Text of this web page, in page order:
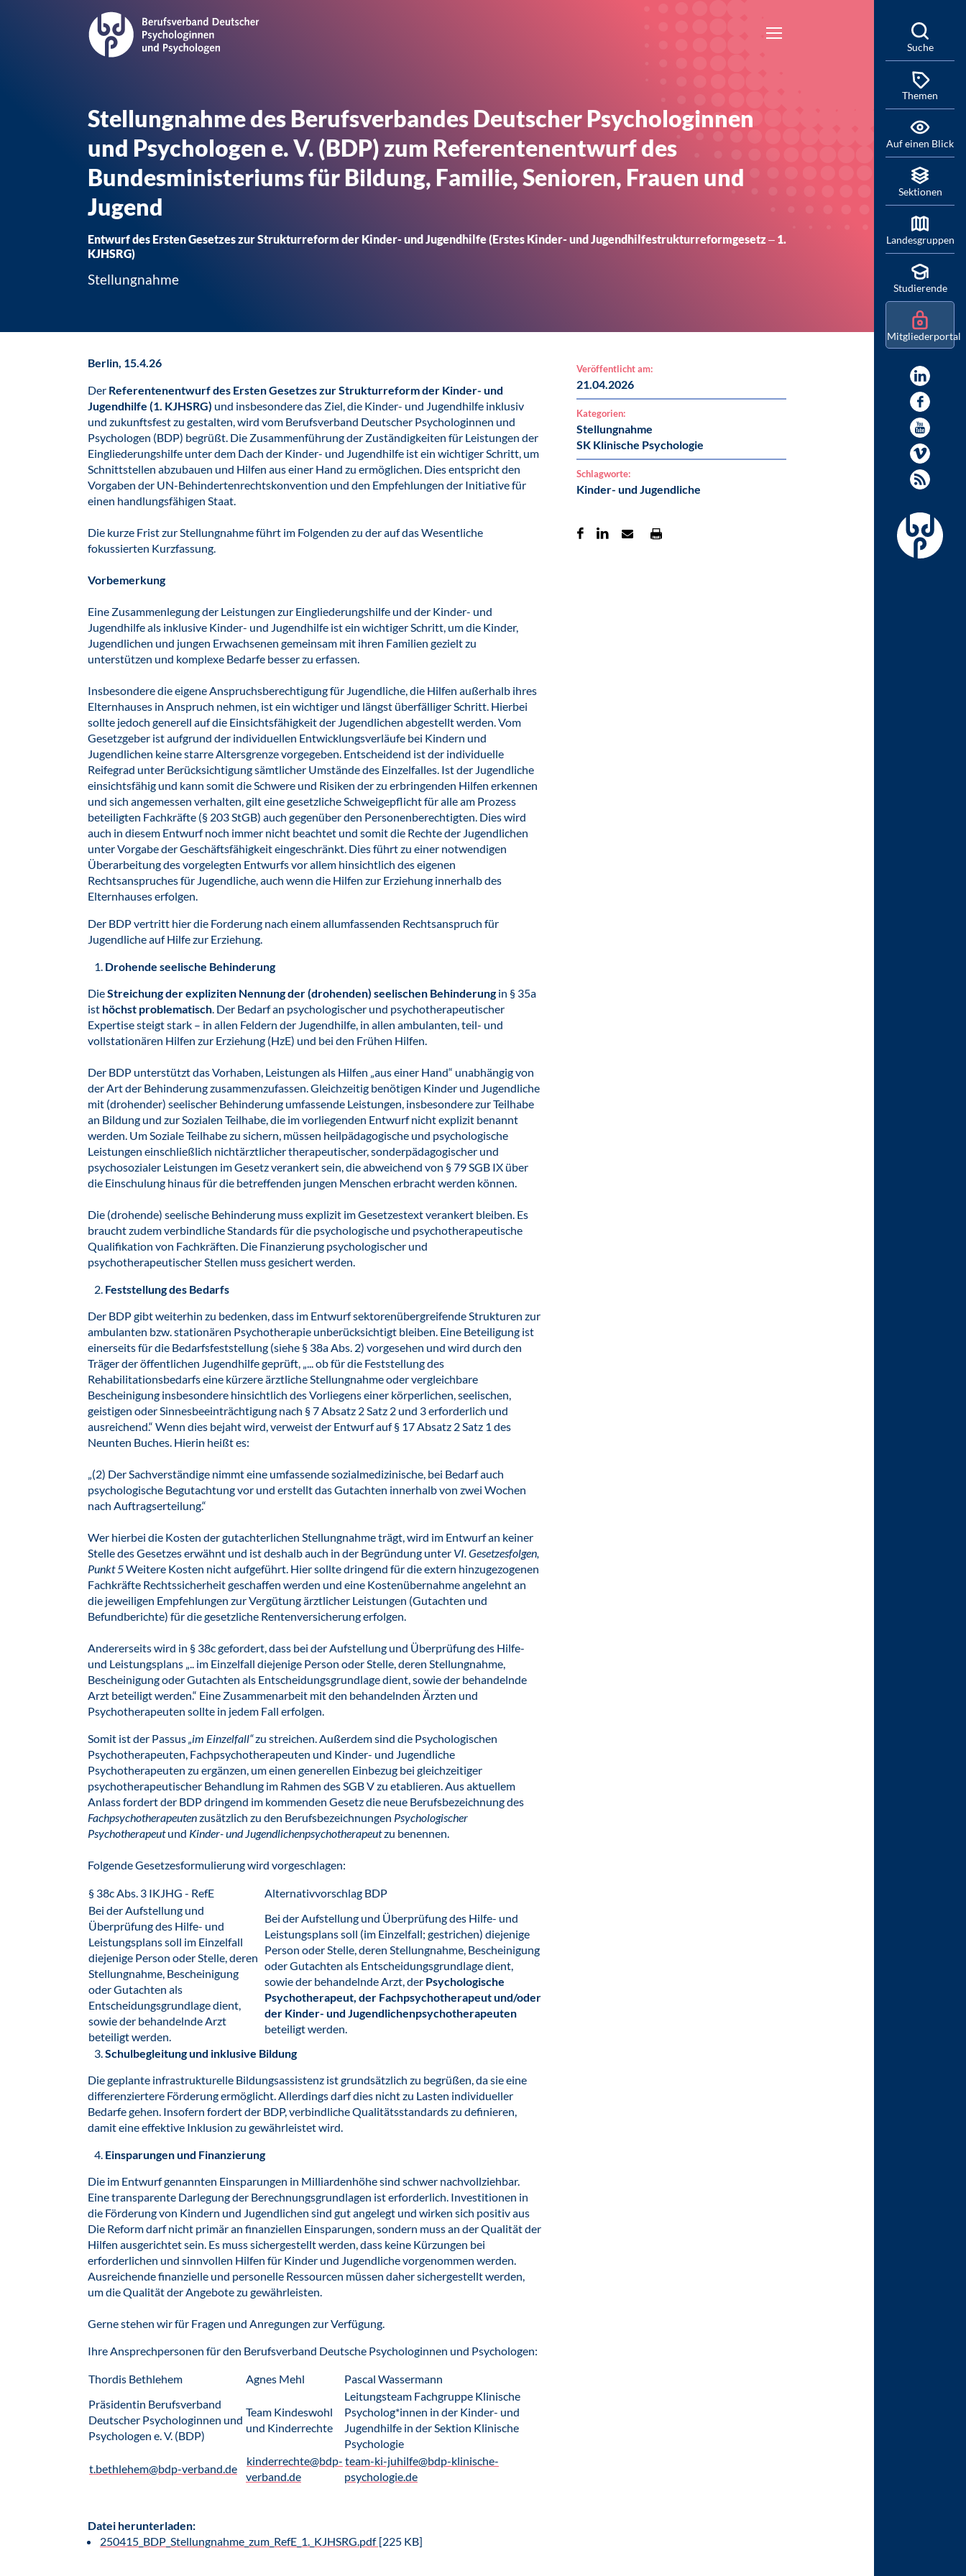
Stellungnahme des Berufsverbandes Deutscher Psychologinnen
und Psychologen e. V. (BDP) zum Referentenentwurf des
Bundesministeriums für Bildung, Familie, Senioren, Frauen und
Jugend
Entwurf des Ersten Gesetzes zur Strukturreform der Kinder- und Jugendhilfe (Erstes Kinder- und Jugendhilfestrukturreformgesetz ‒ 1.
KJHSRG)
Stellungnahme
Berlin, 15.4.26
Der Referentenentwurf des Ersten Gesetzes zur Strukturreform der Kinder- und
Jugendhilfe (1. KJHSRG) und insbesondere das Ziel, die Kinder- und Jugendhilfe inklusiv
und zukunftsfest zu gestalten, wird vom Berufsverband Deutscher Psychologinnen und
Psychologen (BDP) begrüßt. Die Zusammenführung der Zuständigkeiten für Leistungen der
Eingliederungshilfe unter dem Dach der Kinder- und Jugendhilfe ist ein wichtiger Schritt, um
Schnittstellen abzubauen und Hilfen aus einer Hand zu ermöglichen. Dies entspricht den
Vorgaben der UN-Behindertenrechtskonvention und den Empfehlungen der Initiative für
einen handlungsfähigen Staat.
Die kurze Frist zur Stellungnahme führt im Folgenden zu der auf das Wesentliche
fokussierten Kurzfassung.
Vorbemerkung
Eine Zusammenlegung der Leistungen zur Eingliederungshilfe und der Kinder- und
Jugendhilfe als inklusive Kinder- und Jugendhilfe ist ein wichtiger Schritt, um die Kinder,
Jugendlichen und jungen Erwachsenen gemeinsam mit ihren Familien gezielt zu
unterstützen und komplexe Bedarfe besser zu erfassen.
Insbesondere die eigene Anspruchsberechtigung für Jugendliche, die Hilfen außerhalb ihres
Elternhauses in Anspruch nehmen, ist ein wichtiger und längst überfälliger Schritt. Hierbei
sollte jedoch generell auf die Einsichtsfähigkeit der Jugendlichen abgestellt werden. Vom
Gesetzgeber ist aufgrund der individuellen Entwicklungsverläufe bei Kindern und
Jugendlichen keine starre Altersgrenze vorgegeben. Entscheidend ist der individuelle
Reifegrad unter Berücksichtigung sämtlicher Umstände des Einzelfalles. Ist der Jugendliche
einsichtsfähig und kann somit die Schwere und Risiken der zu erbringenden Hilfen erkennen
und sich angemessen verhalten, gilt eine gesetzliche Schweigepflicht für alle am Prozess
beteiligten Fachkräfte (§ 203 StGB) auch gegenüber den Personenberechtigten. Dies wird
auch in diesem Entwurf noch immer nicht beachtet und somit die Rechte der Jugendlichen
unter Vorgabe der Geschäftsfähigkeit eingeschränkt. Dies führt zu einer notwendigen
Überarbeitung des vorgelegten Entwurfs vor allem hinsichtlich des eigenen
Rechtsanspruches für Jugendliche, auch wenn die Hilfen zur Erziehung innerhalb des
Elternhauses erfolgen.
Der BDP vertritt hier die Forderung nach einem allumfassenden Rechtsanspruch für
Jugendliche auf Hilfe zur Erziehung.
Drohende seelische Behinderung
DieStreichung der expliziten Nennung der (drohenden) seelischen Behinderungin § 35a
ist höchst problematisch. Der Bedarf an psychologischer und psychotherapeutischer
Expertise steigt stark – in allen Feldern der Jugendhilfe, in allen ambulanten, teil- und
vollstationären Hilfen zur Erziehung (HzE) und bei den Frühen Hilfen.
Der BDP unterstützt das Vorhaben, Leistungen als Hilfen „aus einer Hand“ unabhängig von
der Art der Behinderung zusammenzufassen. Gleichzeitig benötigen Kinder und Jugendliche
mit (drohender) seelischer Behinderung umfassende Leistungen, insbesondere zur Teilhabe
an Bildung und zur Sozialen Teilhabe, die im vorliegenden Entwurf nicht explizit benannt
werden. Um Soziale Teilhabe zu sichern, müssen heilpädagogische und psychologische
Leistungen einschließlich nichtärztlicher therapeutischer, sonderpädagogischer und
psychosozialer Leistungen im Gesetz verankert sein, die abweichend von § 79 SGB IX über
die Einschulung hinaus für die betreffenden jungen Menschen erbracht werden können.
Die (drohende) seelische Behinderung muss explizit im Gesetzestext verankert bleiben. Es
braucht zudem verbindliche Standards für die psychologische und psychotherapeutische
Qualifikation von Fachkräften. Die Finanzierung psychologischer und
psychotherapeutischer Stellen muss gesichert werden.
Feststellung des Bedarfs
Der BDP gibt weiterhin zu bedenken, dass im Entwurf sektorenübergreifende Strukturen zur
ambulanten bzw. stationären Psychotherapie unberücksichtigt bleiben. Eine Beteiligung ist
einerseits für die Bedarfsfeststellung (siehe § 38a Abs. 2) vorgesehen und wird durch den
Träger der öffentlichen Jugendhilfe geprüft, „... ob für die Feststellung des
Rehabilitationsbedarfs eine kürzere ärztliche Stellungnahme oder vergleichbare
Bescheinigung insbesondere hinsichtlich des Vorliegens einer körperlichen, seelischen,
geistigen oder Sinnesbeeinträchtigung nach § 7 Absatz 2 Satz 2 und 3 erforderlich und
ausreichend.“ Wenn dies bejaht wird, verweist der Entwurf auf § 17 Absatz 2 Satz 1 des
Neunten Buches. Hierin heißt es:
„(2) Der Sachverständige nimmt eine umfassende sozialmedizinische, bei Bedarf auch
psychologische Begutachtung vor und erstellt das Gutachten innerhalb von zwei Wochen
nach Auftragserteilung.“
Wer hierbei die Kosten der gutachterlichen Stellungnahme trägt, wird im Entwurf an keiner
Stelle des Gesetzes erwähnt und ist deshalb auch in der Begründung unter VI. Gesetzesfolgen,
Punkt 5Weitere Kosten nicht aufgeführt. Hier sollte dringend für die extern hinzugezogenen
Fachkräfte Rechtssicherheit geschaffen werden und eine Kostenübernahme angelehnt an
die jeweiligen Empfehlungen zur Vergütung ärztlicher Leistungen (Gutachten und
Befundberichte) für die gesetzliche Rentenversicherung erfolgen.
Andererseits wird in § 38c gefordert, dass bei der Aufstellung und Überprüfung des Hilfe-
und Leistungsplans „.. im Einzelfall diejenige Person oder Stelle, deren Stellungnahme,
Bescheinigung oder Gutachten als Entscheidungsgrundlage dient, sowie der behandelnde
Arzt beteiligt werden.“ Eine Zusammenarbeit mit den behandelnden Ärzten und
Psychotherapeuten sollte in jedem Fall erfolgen.
Somit ist der Passus„im Einzelfall“zu streichen. Außerdem sind die Psychologischen
Psychotherapeuten, Fachpsychotherapeuten und Kinder- und Jugendliche
Psychotherapeuten zu ergänzen, um einen generellen Einbezug bei gleichzeitiger
psychotherapeutischer Behandlung im Rahmen des SGB V zu etablieren. Aus aktuellem
Anlass fordert der BDP dringend im kommenden Gesetz die neue Berufsbezeichnung des
Fachpsychotherapeutenzusätzlich zu den Berufsbezeichnungen Psychologischer
Psychotherapeutund Kinder- und Jugendlichenpsychotherapeutzu benennen.
Folgende Gesetzesformulierung wird vorgeschlagen:
§ 38c Abs. 3 IKJHG - RefE
Alternativvorschlag BDP
Bei der Aufstellung und
Überprüfung des Hilfe- und
Leistungsplans soll im Einzelfall
diejenige Person oder Stelle, deren
Stellungnahme, Bescheinigung
oder Gutachten als
Entscheidungsgrundlage dient,
sowie der behandelnde Arzt
beteiligt werden.
Bei der Aufstellung und Überprüfung des Hilfe- und
Leistungsplans soll (im Einzelfall; gestrichen) diejenige
Person oder Stelle, deren Stellungnahme, Bescheinigung
oder Gutachten als Entscheidungsgrundlage dient,
sowie der behandelnde Arzt, der Psychologische
Psychotherapeut, der Fachpsychotherapeut und/oder
der Kinder- und Jugendlichenpsychotherapeuten
beteiligt werden.
Schulbegleitung und inklusive Bildung
Die geplante infrastrukturelle Bildungsassistenz ist grundsätzlich zu begrüßen, da sie eine
differenziertere Förderung ermöglicht. Allerdings darf dies nicht zu Lasten individueller
Bedarfe gehen. Insofern fordert der BDP, verbindliche Qualitätsstandards zu definieren,
damit eine effektive Inklusion zu gewährleistet wird.
Einsparungen und Finanzierung
Die im Entwurf genannten Einsparungen in Milliardenhöhe sind schwer nachvollziehbar.
Eine transparente Darlegung der Berechnungsgrundlagen ist erforderlich. Investitionen in
die Förderung von Kindern und Jugendlichen sind gut angelegt und wirken sich positiv aus
Die Reform darf nicht primär an finanziellen Einsparungen, sondern muss an der Qualität der
Hilfen ausgerichtet sein. Es muss sichergestellt werden, dass keine Kürzungen bei
erforderlichen und sinnvollen Hilfen für Kinder und Jugendliche vorgenommen werden.
Ausreichende finanzielle und personelle Ressourcen müssen daher sichergestellt werden,
um die Qualität der Angebote zu gewährleisten.
Gerne stehen wir für Fragen und Anregungen zur Verfügung.
Ihre Ansprechpersonen für den Berufsverband Deutsche Psychologinnen und Psychologen:
Thordis Bethlehem Agnes Mehl
Pascal Wassermann
Präsidentin Berufsverband
Deutscher Psychologinnen und
Psychologen e. V. (BDP)
Team Kindeswohl
und Kinderrechte
Leitungsteam Fachgruppe Klinische
Psycholog*innen in der Kinder- und
Jugendhilfe in der Sektion Klinische
Psychologie
t.bethlehem@bdp-verband.de
kinderrechte@bdp-
verband.de
team-ki-juhilfe@bdp-klinische-
psychologie.de
Datei herunterladen:
250415_BDP_Stellungnahme_zum_RefE_1._KJHSRG.pdf [225 KB]
Veröffentlicht am:
21.04.2026
Kategorien:
Stellungnahme
SK Klinische Psychologie
Schlagworte:
Kinder- und Jugendliche
Suche
Themen
Auf einen Blick
Sektionen
Landesgruppen
Studierende
Mitgliederportal